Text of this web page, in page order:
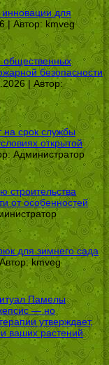
для
| Автор: kmveg
общественных
безопасности
| Автор:
на срок службы
открытой
Администратор
строительства
от особенностей
для зимнего сада
kmveg
Памелы
— но
утверждает,
и ваших растений